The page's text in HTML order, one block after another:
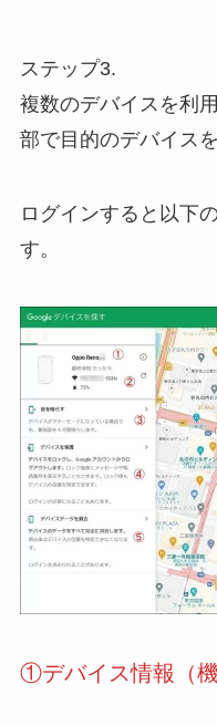
ステップ3.
複数のデバイスを利
部で目的のデバイス
ログインすると以下
す。
①デバイス情報（機